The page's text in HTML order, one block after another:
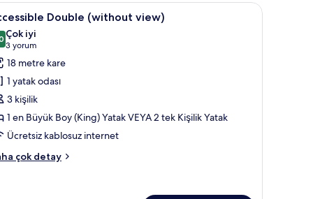
takımı, odada kasa, masa Mısır pamuklu çarşaf takımı, kaliteli yatak
3 Double (without view)
/ 10
Çok iyi
3 yorum
(3
yorum)
18 metre kare
1 yatak odası
3 kişilik
1 en Büyük Boy (King) Yatak VEYA 2 tek Kişilik Yatak
Ücretsiz kablosuz internet
çok detay